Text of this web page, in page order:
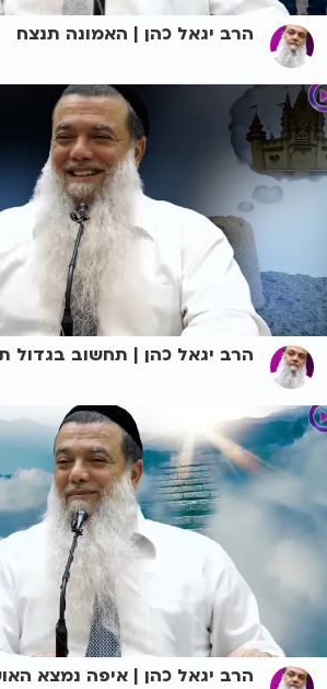
הרב יגאל כהן | האמונה תנצח
הרב יגאל כהן | תחשוב בגדול
הרב יגאל כהן | איפה נמצא